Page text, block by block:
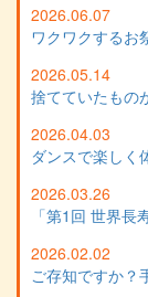
2026.06.07
ワクワクするお
2026.05.14
捨てていたもの
2026.04.03
ダンスで楽しく
2026.03.26
「第1回 世界
2026.02.02
ご存知ですか？